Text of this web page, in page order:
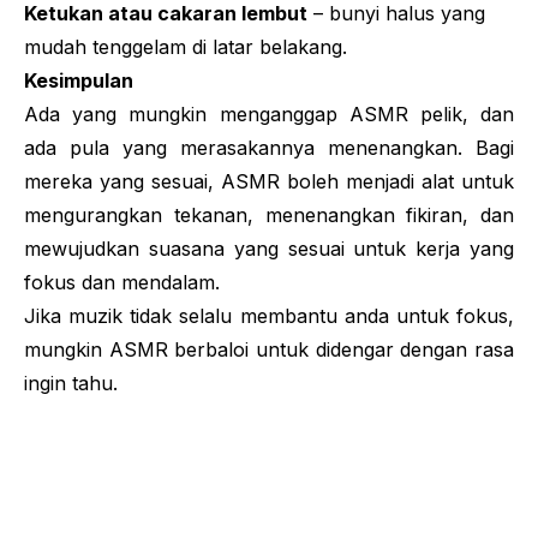
Ketukan atau cakaran lembut – bunyi halus yang
mudah tenggelam di latar belakang.
Kesimpulan
Ada yang mungkin menganggap ASMR pelik, dan
ada pula yang merasakannya menenangkan. Bagi
mereka yang sesuai, ASMR boleh menjadi alat untuk
mengurangkan tekanan, menenangkan fikiran, dan
mewujudkan suasana yang sesuai untuk kerja yang
fokus dan mendalam.
Jika muzik tidak selalu membantu anda untuk fokus,
mungkin ASMR berbaloi untuk didengar dengan rasa
ingin tahu.